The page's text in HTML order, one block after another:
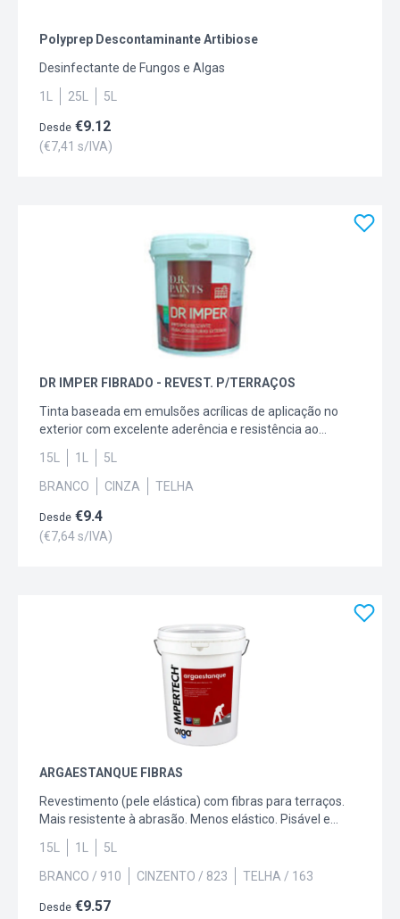
Polyprep Descontaminante Artibiose
Desinfectante de Fungos e Algas
1L
25L 5L
Desde €9.12
(€7,41 s/IVA)
DR IMPER FIBRADO - REVEST. P/TERRAÇOS
Tinta baseada em emulsões acrílicas de aplicação no
exterior com excelente aderência e resistência ao
ataque de algas e fungos. Recomendamos a aplicação
no exterior, sobre todo o tipo de suportes minerais. Serve
como tela para impermeabilizar superfícies horizontais
Imper Fibrado é pisável e transitável.
15L 1L
5L
BRANCO
CINZA TELHA
Desde €9.4
(€7,64s/IVA)
ARGAESTANQUE FIBRAS
Revestimento (pele elástica) com fibras para terraços.
Mais resistente à abrasão. Menos elástico. Pisável e
transitável. Cores disponíveis: 910 Branco; 118 Castanho
Avermelhado; 163 Telhas; 823 Cinzento; Capacidade: 1L,
5L, 15L.
15L 1L
5L
BRANCO / 910
CINZENTO / 823 TELHA / 163
Desde €9.57